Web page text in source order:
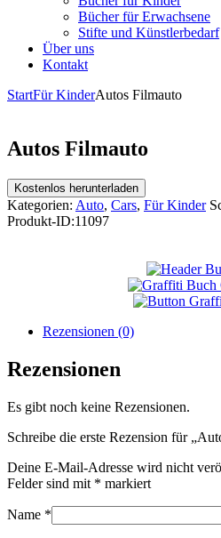
Bücher für Erwachsene
Stifte und Künstlerbedarf
Über uns
Kontakt
StartFür KinderAutos Filmauto
Autos Filmauto
Kostenlos herunterladen
Kategorien: Auto, Cars, Für Kinder
Produkt-ID:11097
Rezensionen (0)
Rezensionen
Es gibt noch keine Rezensionen.
Schreibe die erste Rezension für
Deine E-Mail-Adresse wird nicht
Felder sind mit * markiert
Name *